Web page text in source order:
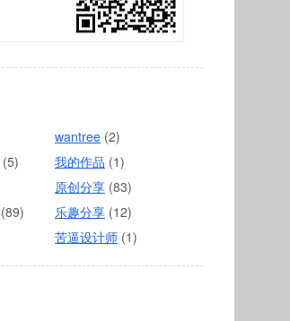
wantree (2)
(5) 我的作品 (1)
原创分享 (83)
(89) 乐趣分享 (12)
苦逼设计师 (1)